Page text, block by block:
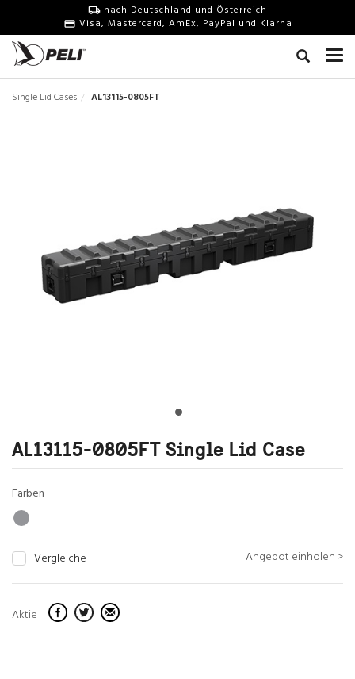
nach Deutschland und Österreich
Visa, Mastercard, AmEx, PayPal und Klarna
Single Lid Cases AL13115-0805FT
AL13115-0805FT Single Lid Case
Farben
Vergleiche Angebot einholen >
Aktie